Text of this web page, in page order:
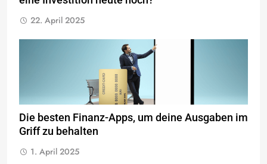
22. April 2025
Die besten Finanz-Apps, um deine Ausgaben im
Griff zu behalten
1. April 2025